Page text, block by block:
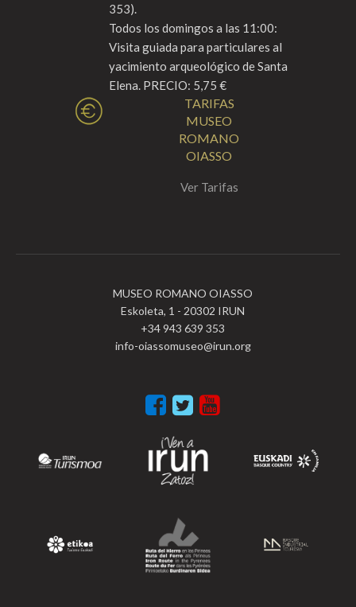
353).
Todos los domingos a las 11:00:
Visita guiada para particulares al
yacimiento arqueológico de Santa
Elena. PRECIO: 5,75 €
TARIFAS
MUSEO
ROMANO
OIASSO
Ver Tarifas
MUSEO ROMANO OIASSO
Eskoleta, 1 - 20302 IRUN
+34 943 639 353
info-oiassomuseo@irun.org